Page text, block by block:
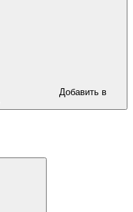
Добавить в